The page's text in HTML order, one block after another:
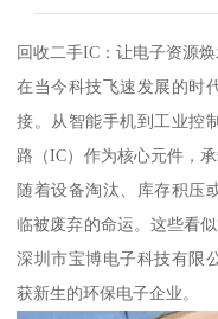
回收二手IC：让电子资源
在当今科技飞速发展的时
接。从智能手机到工业控
路（IC）作为核心元件，
随着设备淘汰、库存积压
临被废弃的命运。这些看
深圳市宝博电子科技有限
获新生的环保电子企业。